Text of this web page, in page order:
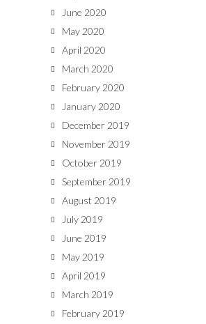
June 2020
May 2020
April 2020
March 2020
February 2020
January 2020
December 2019
November 2019
October 2019
September 2019
August 2019
July 2019
June 2019
May 2019
April 2019
March 2019
February 2019